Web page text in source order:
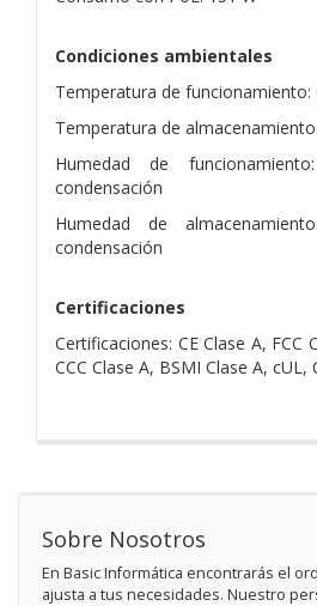
Condiciones ambientales
Temperatura de funcionamiento:
Temperatura de
Humedad de
condensación
Humedad de
condensación
Certificaciones
Certificaciones: CE Clase A, FCC
CCC Clase A, BSMI Clase A, cUL,
Sobre Nosotros
En Basic Informática encontrarás el
ajusta a tus necesidades. Nuestro